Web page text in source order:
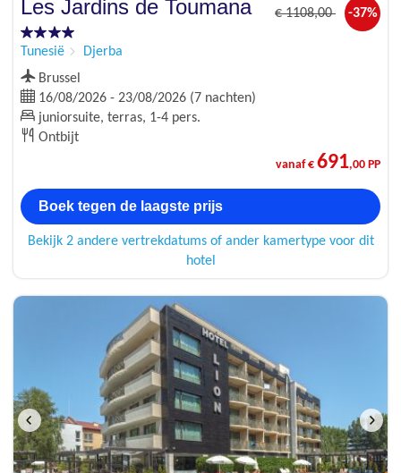
Les Jardins de Toumana
Tunesië Djerba
€1108,00 -37%
Brussel
16/08/2026 - 23/08/2026 (7 nachten)
juniorsuite, terras, 1-4 pers.
Ontbijt
vanaf € 691,00 PP
Boek tegen de laagste prijs
Bekijk 2 andere vertrekdatums of ander kamertype voor dit
hotel